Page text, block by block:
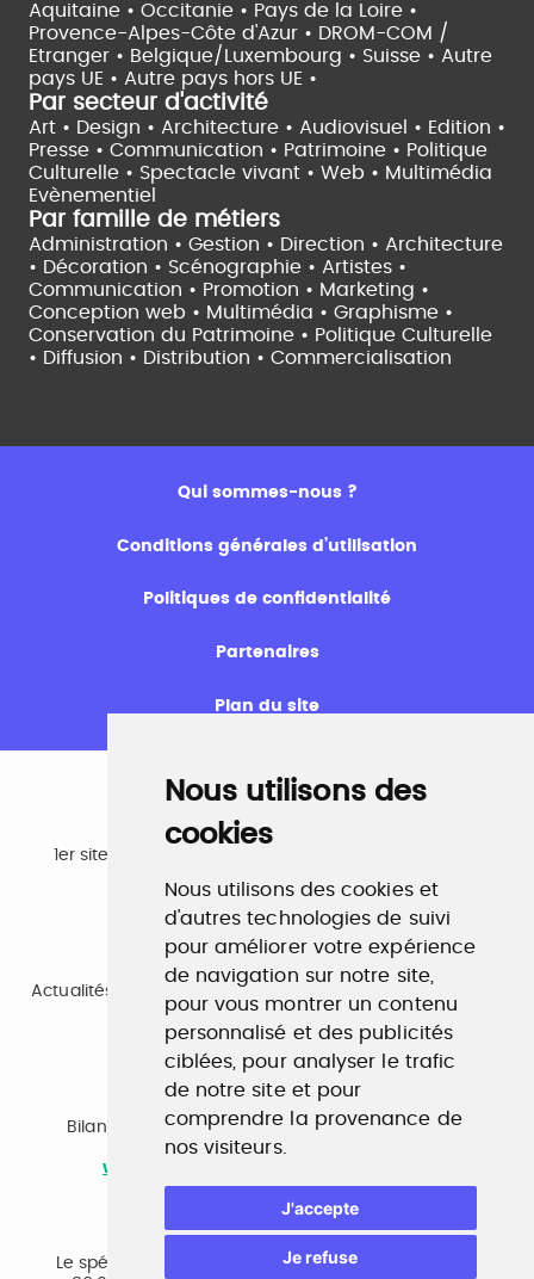
Nous utilisons des
cookies
Nous utilisons des cookies et
d'autres technologies de suivi
pour améliorer votre expérience
de navigation sur notre site,
pour vous montrer un contenu
personnalisé et des publicités
ciblées, pour analyser le trafic
de notre site et pour
comprendre la provenance de
nos visiteurs.
J'accepte
Je refuse
Aquitaine • Occitanie • Pays de la Loire •
Provence-Alpes-Côte d'Azur • DROM-COM /
Etranger • Belgique/Luxembourg • Suisse • Autre
pays UE • Autre pays hors UE •
Par secteur d'activité
Art • Design • Architecture • Audiovisuel • Edition •
Presse • Communication • Patrimoine • Politique
Culturelle • Spectacle vivant • Web • Multimédia
Evènementiel
Par famille de métiers
Administration • Gestion • Direction • Architecture
• Décoration • Scénographie • Artistes •
Communication • Promotion • Marketing •
Conception web • Multimédia • Graphisme •
Conservation du Patrimoine • Politique Culturelle
• Diffusion • Distribution • Commercialisation
Qui sommes-nous ?
Conditions générales d’utilisation
Politiques de confidentialité
Partenaires
Plan du site
Emploi
1er site emploi du secteur culturel 784.000 visites et
www.profilculture.com
Formation
Actualités, guide et annuaire des formations aux métiers
de la culture.
www.profilculture-formation.com
Accompagnement professionnel
Bilan de compétences, coaching, techniques de
recherche d'emploi, entretien conseil.
www.profilculture-competences.com
Le spécialiste du secteur culturel, une cvthèque de